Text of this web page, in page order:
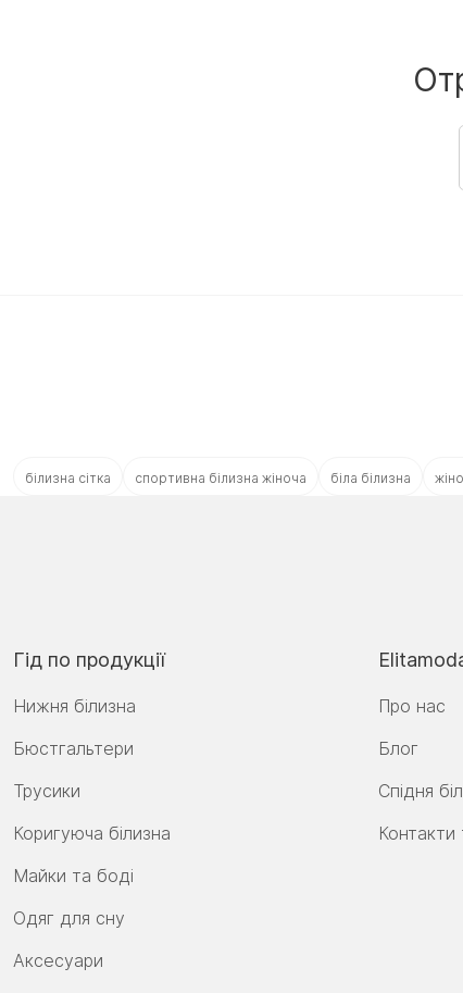
білизна сітка спортивна білизна жіноча біла білизна
Гід по продукції
Нижня білизна
Бюстгальтери
Трусики
Коригуюча білизна
Майки та боді
Одяг для сну
Аксесуари
Про нас
Блог
Спідня
Контакти